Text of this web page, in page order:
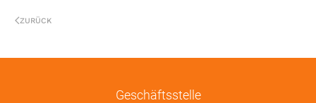
ZURÜCK
Geschäftsstelle